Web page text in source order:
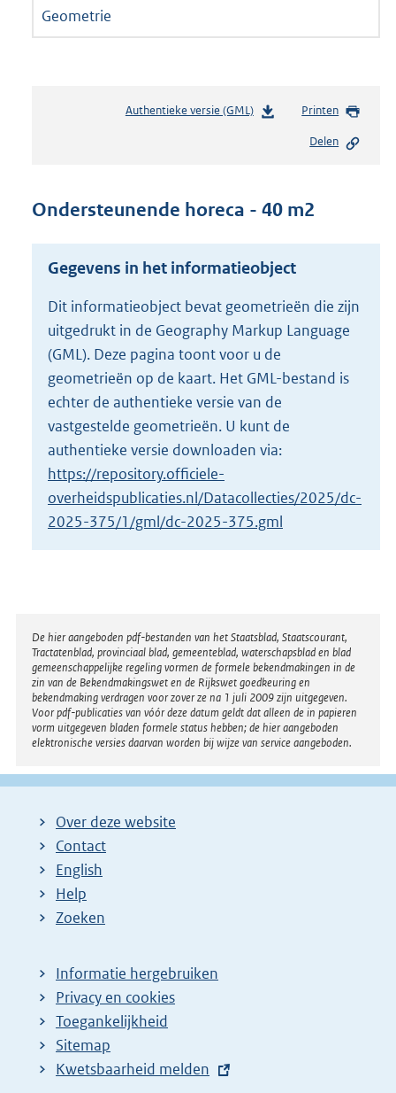
Geometrie
Authentieke versie (GML)b
s
r
o
t
t
e
2
K
b
Printen
Delen
Ondersteunende horeca - 40 m2
Gegevens in het informatieobject
Dit informatieobject bevat geometrieën die zijn
uitgedrukt in de Geography Markup Language
(GML). Deze pagina toont voor u de
geometrieën op de kaart. Het GML-bestand is
echter de authentieke versie van de
vastgestelde geometrieën. U kunt de
authentieke versie downloaden via:
https://repository.officiele-
overheidspublicaties.nl/Datacollecties/2025/dc-
2025-375/1/gml/dc-2025-375.gml
Disclaimer
De hier aangeboden pdf-bestanden van het Staatsblad, Staatscourant,
Tractatenblad, provinciaal blad, gemeenteblad, waterschapsblad en blad
gemeenschappelijke regeling vormen de formele bekendmakingen in de
zin van de Bekendmakingswet en de Rijkswet goedkeuring en
bekendmaking verdragen voor zover ze na 1 juli 2009 zijn uitgegeven.
Voor pdf-publicaties van vóór deze datum geldt dat alleen de in papieren
vorm uitgegeven bladen formele status hebben; de hier aangeboden
elektronische versies daarvan worden bij wijze van service aangeboden.
Over deze website
Contact
English
Help
Zoeken
Informatie hergebruiken
Privacy en cookies
Toegankelijkheid
Sitemap
E
Kwetsbaarheid melden